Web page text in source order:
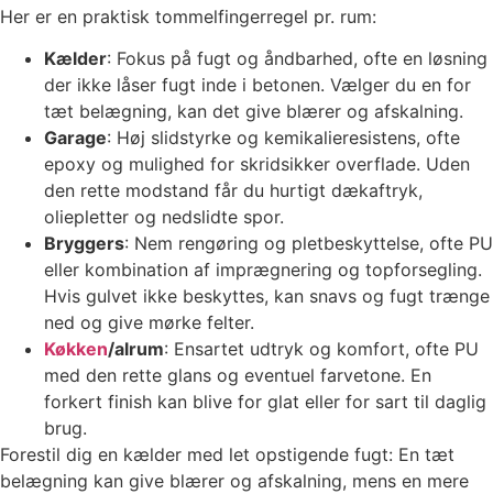
Her er en praktisk tommelfingerregel pr. rum:
Kælder: Fokus på fugt og åndbarhed, ofte en løsning
der ikke låser fugt inde i betonen. Vælger du en for
tæt belægning, kan det give blærer og afskalning.
Garage: Høj slidstyrke og kemikalieresistens, ofte
epoxy og mulighed for skridsikker overflade. Uden
den rette modstand får du hurtigt dækaftryk,
oliepletter og nedslidte spor.
Bryggers: Nem rengøring og pletbeskyttelse, ofte PU
eller kombination af imprægnering og topforsegling.
Hvis gulvet ikke beskyttes, kan snavs og fugt trænge
ned og give mørke felter.
Køkken/alrum: Ensartet udtryk og komfort, ofte PU
med den rette glans og eventuel farvetone. En
forkert finish kan blive for glat eller for sart til daglig
brug.
Forestil dig en kælder med let opstigende fugt: En tæt
belægning kan give blærer og afskalning, mens en mere